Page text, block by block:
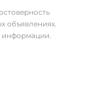
объявлениях.
информации.